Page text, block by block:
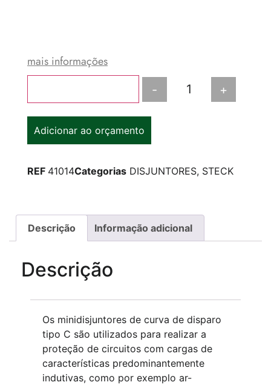
mais informações
- +
Adicionar ao orçamento
REF 41014Categorias DISJUNTORES, STECK
Descrição Informação adicional
Descrição
Os minidisjuntores de curva de disparo
tipo C são utilizados para realizar a
proteção de circuitos com cargas de
características predominantemente
indutivas, como por exemplo ar-